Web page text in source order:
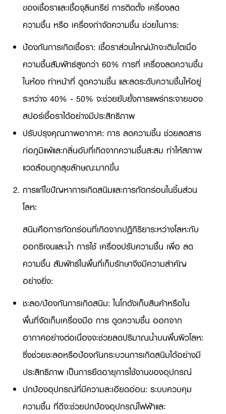
ของเชื้อราและเชื้อจุลินทรีย์ การติดตั้ง เครื่องลด
ความชื้น หรือ เครื่องกำจัดความชื้น ช่วยในการ:
ป้องกันการเกิดเชื้อรา: เชื้อราส่วนใหญ่มักจะเติบโตเมื่อ
ความชื้นสัมพัทธ์สูงกว่า 60% การที่ เครื่องลดความชื้น
ในห้อง ทำหน้าที่ ดูดความชื้น และลดระดับความชื้นให้อยู่
ระหว่าง 40% - 50% จะช่วยยับยั้งการแพร่กระจายของ
สปอร์เชื้อราได้อย่างมีประสิทธิภาพ
ปรับปรุงคุณภาพอากาศ: การ ลดความชื้น ช่วยลดสาร
ก่อภูมิแพ้และกลิ่นอับที่เกิดจากความชื้นสะสม ทำให้สภาพ
แวดล้อมถูกสุขลักษณะมากขึ้น
การแก้ไขปัญหาการเกิดสนิมและการกัดกร่อนในชิ้นส่วน
โลหะ
สนิมคือการกัดกร่อนที่เกิดจากปฏิกิริยาระหว่างโลหะกับ
ออกซิเจนและน้ำ การใช้ เครื่องปรับความชื้น เพื่อ ลด
ความชื้น สัมพัทธ์ในพื้นที่เก็บรักษาจึงมีความสำคัญ
อย่างยิ่ง:
ชะลอ/ป้องกันการเกิดสนิม: ในโกดังเก็บสินค้าหรือใน
พื้นที่จัดเก็บเครื่องมือ การ ดูดความชื้น ออกจาก
อากาศอย่างต่อเนื่องจะช่วยลดปริมาณน้ำบนพื้นผิวโลหะ
ซึ่งช่วยชะลอหรือป้องกันกระบวนการเกิดสนิมได้อย่างมี
ประสิทธิภาพ เป็นการยืดอายุการใช้งานของอุปกรณ์
ปกป้องอุปกรณ์ที่มีความละเอียดอ่อน: ระบบควบคุม
ความชื้น ที่ดีจะช่วยปกป้องอุปกรณ์ไฟฟ้าและ